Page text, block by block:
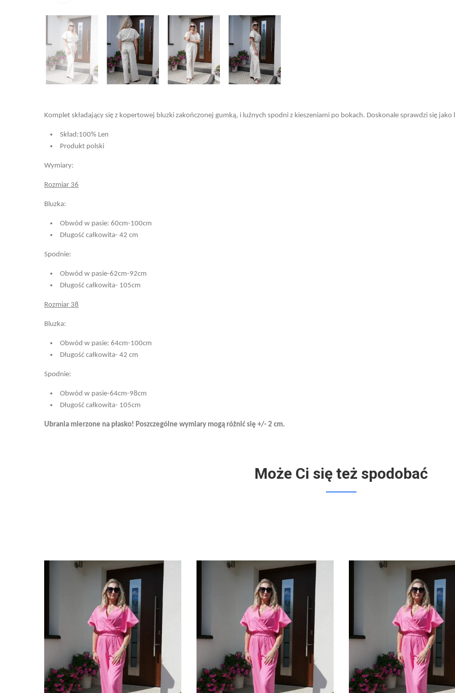
Komplet składający się z kopertowej bluzki zakończonej gumką, i luźnych spodni z kieszeniami po bokach. Doskonale sprawdzi się
Skład:100% Len
Produkt polski
Wymiary:
Rozmiar 36
Bluzka:
Obwód w pasie: 60cm-100cm
Długość całkowita- 42 cm
Spodnie:
Obwód w pasie-62cm-92cm
Długość całkowita- 105cm
Rozmiar 38
Bluzka:
Obwód w pasie: 64cm-100cm
Długość całkowita- 42 cm
Spodnie:
Obwód w pasie-64cm-98cm
Długość całkowita- 105cm
Ubrania mierzone na płasko! Poszczególne wymiary mogą różnić się +/- 2 cm.
Może Ci się też spodobać